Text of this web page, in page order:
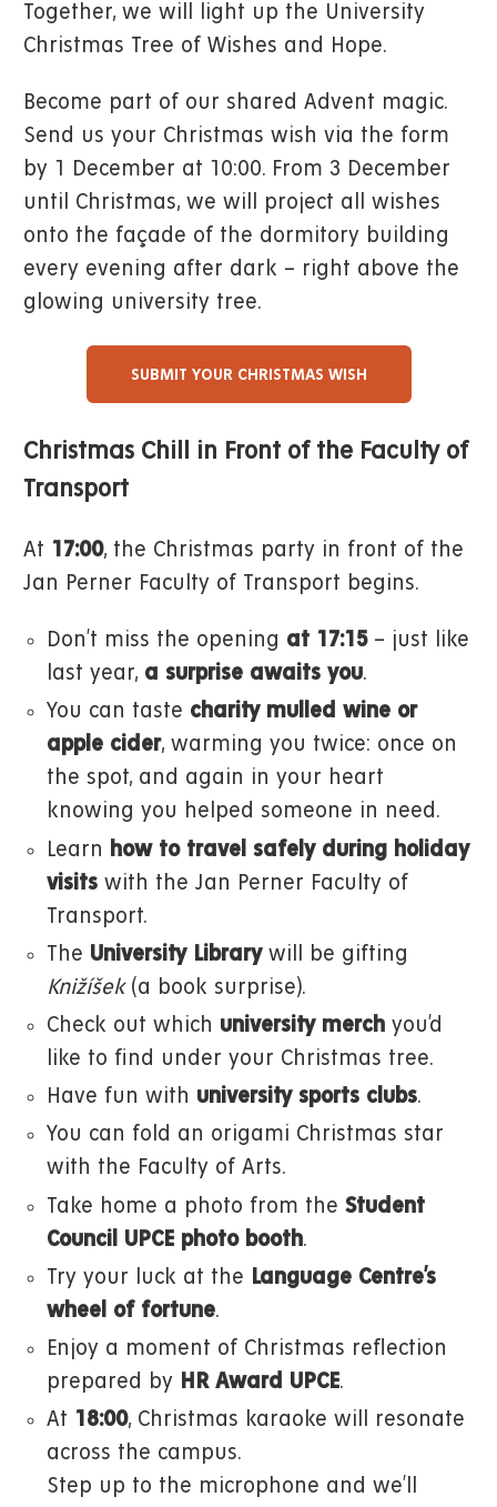
Together, we will light up the University
Christmas Tree of Wishes and Hope.
Become part of our shared Advent magic.
Send us your Christmas wish via the form
by 1 December at 10:00. From 3 December
until Christmas, we will project all wishes
onto the façade of the dormitory building
every evening after dark – right above the
glowing university tree.
SUBMIT YOUR CHRISTMAS WISH
Christmas Chill in Front of the Faculty of
Transport
At 17:00, the Christmas party in front of the
Jan Perner Faculty of Transport begins.
Don’t miss the opening at 17:15– just like
last year, a surprise awaits you.
You can taste charity mulled wine or
apple cider, warming you twice: once on
the spot, and again in your heart
knowing you helped someone in need.
Learn how to travel safely during holiday
visits with the Jan Perner Faculty of
Transport.
The University Librarywill be gifting
Knižíšek(a book surprise).
Check out which university merch you’d
like to find under your Christmas tree.
Have fun with university sports clubs.
You can fold an origami Christmas star
with the Faculty of Arts.
Take home a photo from the Student
Council UPCE photo booth.
Try your luck at the Language Centre’s
wheel of fortune.
Enjoy a moment of Christmas reflection
prepared by HR Award UPCE.
At 18:00, Christmas karaoke will resonate
across the campus.
Step up to the microphone and we’ll